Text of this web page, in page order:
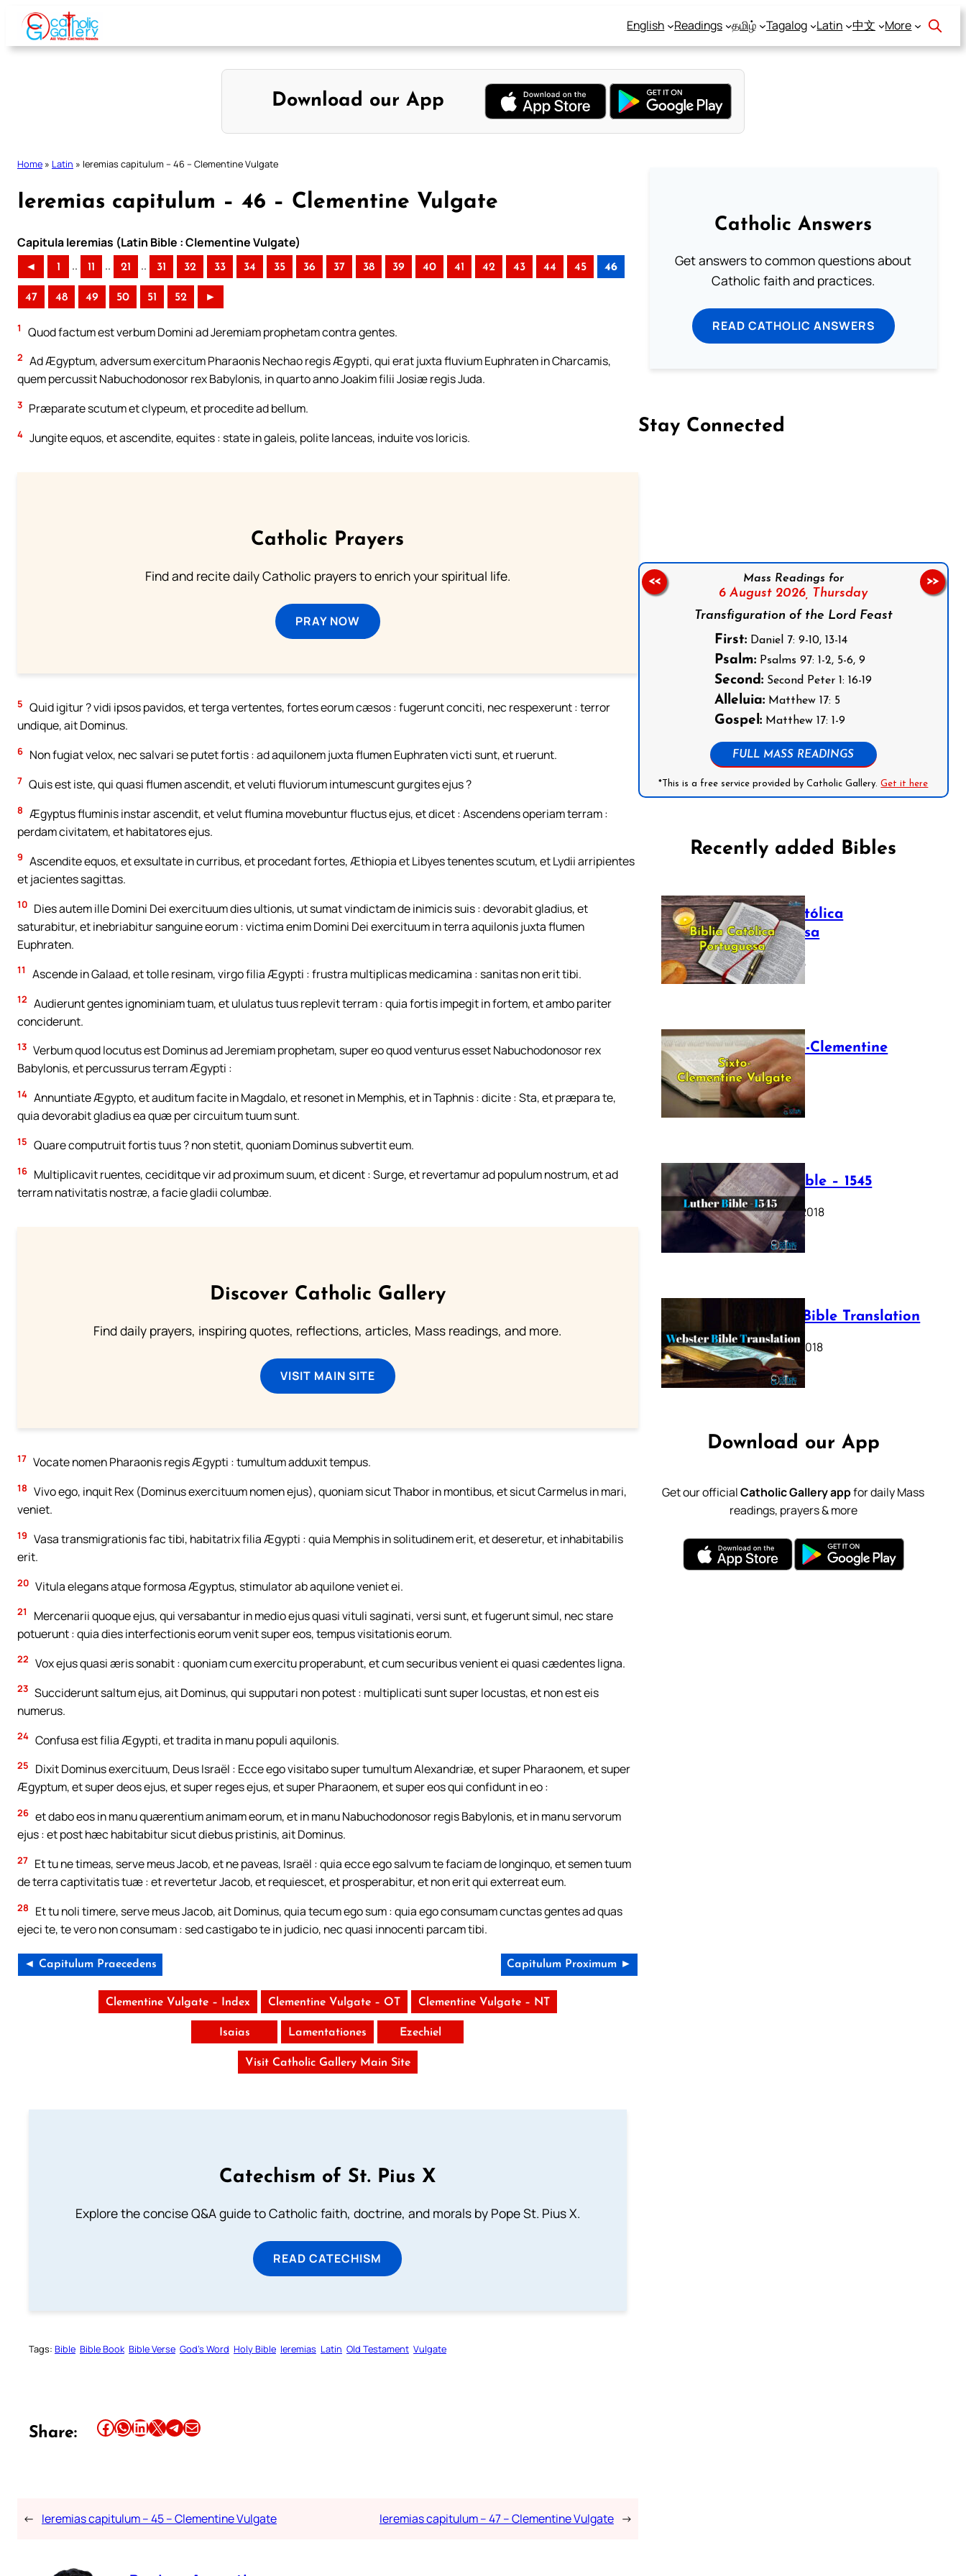
Skip
content
English Readings தமிழ் Tagalog Latin 中文 More
Download our App
Home » Latin » Ieremias capitulum – 46 – Clementine Vulgate
Ieremias capitulum – 46 – Clementine Vulgate
Capitula Ieremias (Latin Bible : Clementine Vulgate)
◄ 1 .. 11 .. 21 .. 31 32 33 34 35 36 37 38 39 40 41 42 43 44 45 46
47 48 49 50 51 52 ►
1 Quod factum est verbum Domini ad Jeremiam prophetam contra gentes.
2 Ad Ægyptum, adversum exercitum Pharaonis Nechao regis Ægypti, qui erat juxta fluvium Euphraten in Charcamis,
quem percussit Nabuchodonosor rex Babylonis, in quarto anno Joakim filii Josiæ regis Juda.
3 Præparate scutum et clypeum, et procedite ad bellum.
4 Jungite equos, et ascendite, equites : state in galeis, polite lanceas, induite vos loricis.
Catholic Prayers
Find and recite daily Catholic prayers to enrich your spiritual life.
PRAY NOW
5 Quid igitur ? vidi ipsos pavidos, et terga vertentes, fortes eorum cæsos : fugerunt conciti, nec respexerunt : terror
undique, ait Dominus.
6 Non fugiat velox, nec salvari se putet fortis : ad aquilonem juxta flumen Euphraten victi sunt, et ruerunt.
7 Quis est iste, qui quasi flumen ascendit, et veluti fluviorum intumescunt gurgites ejus ?
8 Ægyptus fluminis instar ascendit, et velut flumina movebuntur fluctus ejus, et dicet : Ascendens operiam terram :
perdam civitatem, et habitatores ejus.
9 Ascendite equos, et exsultate in curribus, et procedant fortes, Æthiopia et Libyes tenentes scutum, et Lydii arripientes
et jacientes sagittas.
10 Dies autem ille Domini Dei exercituum dies ultionis, ut sumat vindictam de inimicis suis : devorabit gladius, et
saturabitur, et inebriabitur sanguine eorum : victima enim Domini Dei exercituum in terra aquilonis juxta flumen
Euphraten.
11 Ascende in Galaad, et tolle resinam, virgo filia Ægypti : frustra multiplicas medicamina : sanitas non erit tibi.
12 Audierunt gentes ignominiam tuam, et ululatus tuus replevit terram : quia fortis impegit in fortem, et ambo pariter
conciderunt.
13 Verbum quod locutus est Dominus ad Jeremiam prophetam, super eo quod venturus esset Nabuchodonosor rex
Babylonis, et percussurus terram Ægypti :
14 Annuntiate Ægypto, et auditum facite in Magdalo, et resonet in Memphis, et in Taphnis : dicite : Sta, et præpara te,
quia devorabit gladius ea quæ per circuitum tuum sunt.
15 Quare computruit fortis tuus ? non stetit, quoniam Dominus subvertit eum.
16 Multiplicavit ruentes, ceciditque vir ad proximum suum, et dicent : Surge, et revertamur ad populum nostrum, et ad
terram nativitatis nostræ, a facie gladii columbæ.
Discover Catholic Gallery
Find daily prayers, inspiring quotes, reflections, articles, Mass readings, and more.
VISIT MAIN SITE
17 Vocate nomen Pharaonis regis Ægypti : tumultum adduxit tempus.
18 Vivo ego, inquit Rex (Dominus exercituum nomen ejus), quoniam sicut Thabor in montibus, et sicut Carmelus in mari,
veniet.
19 Vasa transmigrationis fac tibi, habitatrix filia Ægypti : quia Memphis in solitudinem erit, et deseretur, et inhabitabilis
erit.
20 Vitula elegans atque formosa Ægyptus, stimulator ab aquilone veniet ei.
21
Mercenarii quoque ejus, qui versabantur in medio ejus quasi vituli saginati, versi sunt, et fugerunt simul, nec stare
potuerunt : quia dies interfectionis eorum venit super eos, tempus visitationis eorum.
22 Vox ejus quasi æris sonabit : quoniam cum exercitu properabunt, et cum securibus venient ei quasi cædentes ligna.
23 Succiderunt saltum ejus, ait Dominus, qui supputari non potest : multiplicati sunt super locustas, et non est eis
numerus.
24 Confusa est filia Ægypti, et tradita in manu populi aquilonis.
25
Dixit Dominus exercituum, Deus Israël : Ecce ego visitabo super tumultum Alexandriæ, et super Pharaonem, et super
Ægyptum, et super deos ejus, et super reges ejus, et super Pharaonem, et super eos qui confidunt in eo :
26 et dabo eos in manu quærentium animam eorum, et in manu Nabuchodonosor regis Babylonis, et in manu servorum
ejus : et post hæc habitabitur sicut diebus pristinis, ait Dominus.
27 Et tu ne timeas, serve meus Jacob, et ne paveas, Israël : quia ecce ego salvum te faciam de longinquo, et semen tuum
de terra captivitatis tuæ : et revertetur Jacob, et requiescet, et prosperabitur, et non erit qui exterreat eum.
28
Et tu noli timere, serve meus Jacob, ait Dominus, quia tecum ego sum : quia ego consumam cunctas gentes ad quas
ejeci te, te vero non consumam : sed castigabo te in judicio, nec quasi innocenti parcam tibi.
◄ Capitulum Praecedens Capitulum Proximum ►
Clementine Vulgate – Index Clementine Vulgate – OT Clementine Vulgate – NT
Isaias Lamentationes Ezechiel
Visit Catholic Gallery Main Site
Catechism of St. Pius X
Explore the concise Q&A guide to Catholic faith, doctrine, and morals by Pope St. Pius X.
READ CATECHISM
Tags: Bible Bible Book Bible Verse God’s Word Holy Bible Ieremias Latin Old Testament Vulgate
Share: Share this article on Facebook Share this article on WhatsApp Share this article on LinkedIn Share this article on X Share this article on TelegramEmail this Article
← Ieremias capitulum – 45 – Clementine Vulgate Ieremias capitulum – 47 – Clementine Vulgate →
Catholic Answers
Get answers to common questions about
Catholic faith and practices.
READ CATHOLIC ANSWERS
Stay Connected
Mass Readings for
6 August 2026, Thursday
Transfiguration of the Lord Feast
First: Daniel 7: 9-10, 13-14
Psalm: Psalms 97: 1-2, 5-6, 9
Second: Second Peter 1: 16-19
Alleluia: Matthew 17: 5
Gospel: Matthew 17: 1-9
FULL MASS READINGS
*This is a free service provided by Catholic Gallery.Get it here
<< >>
Recently added Bibles
Bíblia Católica
Portuguesa
July 16, 2025
The Sixto-Clementine
Vulgate
July 12, 2025
Luther Bible – 1545
October 17, 2018
Webster Bible Translation
October 11, 2018
Download our App
Get our officialCatholic Gallery appfor daily Mass
readings, prayers & more